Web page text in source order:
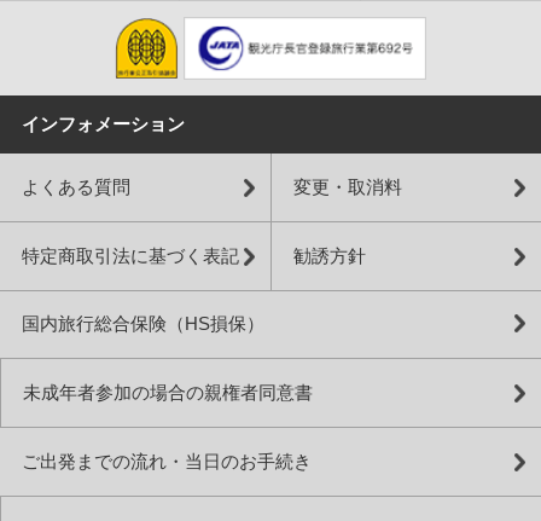
インフォメーション
よくある質問 変更・取消料
特定商取引法に基づく表記 勧誘方針
国内旅行総合保険（HS損保）
未成年者参加の場合の親権者同意書
ご出発までの流れ・当日のお手続き